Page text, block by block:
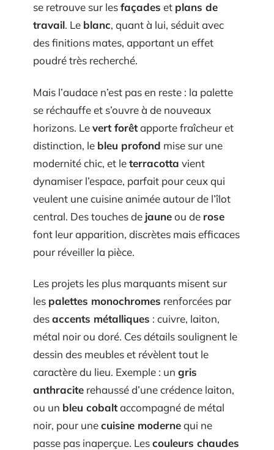
se retrouve sur lesfaçades et plans de
travail. Le blanc, quant à lui, séduit avec
des finitions mates, apportant un effet
poudré très recherché.
Mais l’audace n’est pas en reste : la palette
se réchauffe et s’ouvre à de nouveaux
horizons. Levert forêtapporte fraîcheur et
distinction, le bleu profond mise sur une
modernité chic, et leterracotta vient
dynamiser l’espace, parfait pour ceux qui
veulent une cuisine animée autour de l’îlot
central. Des touches de jauneou de rose
font leur apparition, discrètes mais efficaces
pour réveiller la pièce.
Les projets les plus marquants misent sur
les palettes monochromes renforcées par
desaccents métalliques : cuivre, laiton,
métal noir ou doré. Ces détails soulignent le
dessin des meubles et révèlent tout le
caractère du lieu. Exemple : un gris
anthracite rehaussé d’une crédence laiton,
ou un bleu cobaltaccompagné de métal
noir, pour unecuisine modernequi ne
passe pas inaperçue. Lescouleurs chaudes